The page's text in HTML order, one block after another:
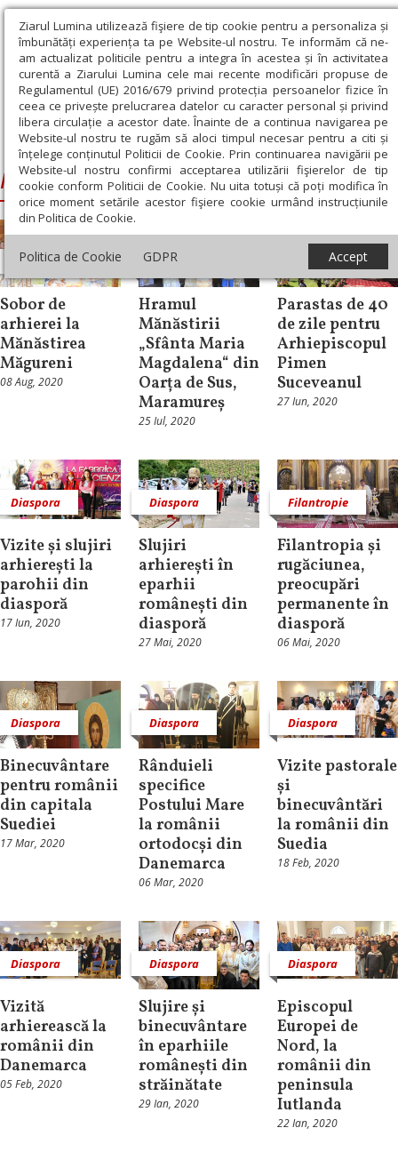
Ziarul Lumina utilizează fişiere de tip cookie pentru a personaliza și
îmbunătăți experiența ta pe Website-ul nostru. Te informăm că ne-
am actualizat politicile pentru a integra în acestea și în activitatea
curentă a Ziarului Lumina cele mai recente modificări propuse de
Regulamentul (UE) 2016/679 privind protecția persoanelor fizice în
ceea ce privește prelucrarea datelor cu caracter personal și privind
libera circulație a acestor date. Înainte de a continua navigarea pe
Website-ul nostru te rugăm să aloci timpul necesar pentru a citi și
înțelege conținutul Politicii de Cookie. Prin continuarea navigării pe
Website-ul nostru confirmi acceptarea utilizării fişierelor de tip
cookie conform Politicii de Cookie. Nu uita totuși că poți modifica în
orice moment setările acestor fişiere cookie urmând instrucțiunile
din Politica de Cookie.
Politica de Cookie GDPR Accept
Ziarul Lumina › Macarie, Episcopul Europei de Nord
Macarie, Episcopul Europei de Nord
Știri
Sobor de
arhierei la
Mănăstirea
Măgureni
08 Aug, 2020
Știri
Hramul
Mănăstirii
„Sfânta Maria
Magdalena“ din
Oarța de Sus,
Maramureș
25 Iul, 2020
Parastas de 40
de zile pentru
Arhiepiscopul
Pimen
Suceveanul
27 Iun, 2020
Diaspora
Vizite și slujiri
arhierești la
parohii din
diasporă
17 Iun, 2020
Diaspora
Slujiri
arhierești în
eparhii
românești din
diasporă
27 Mai, 2020
Filantropie
Filantropia și
rugăciunea,
preocupări
permanente în
diasporă
06 Mai, 2020
Diaspora
Binecuvântare
pentru românii
din capitala
Suediei
17 Mar, 2020
Diaspora
Rânduieli
specifice
Postului Mare
la românii
ortodocși din
Danemarca
06 Mar, 2020
Diaspora
Vizite pastorale
și
binecuvântări
la românii din
Suedia
18 Feb, 2020
Diaspora
Vizită
arhierească la
românii din
Danemarca
05 Feb, 2020
Diaspora
Slujire și
binecuvântare
în eparhiile
românești din
străinătate
29 Ian, 2020
Diaspora
Episcopul
Europei de
Nord, la
românii din
peninsula
Iutlanda
22 Ian, 2020